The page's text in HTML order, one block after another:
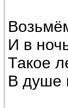
И в
Такое
В душе